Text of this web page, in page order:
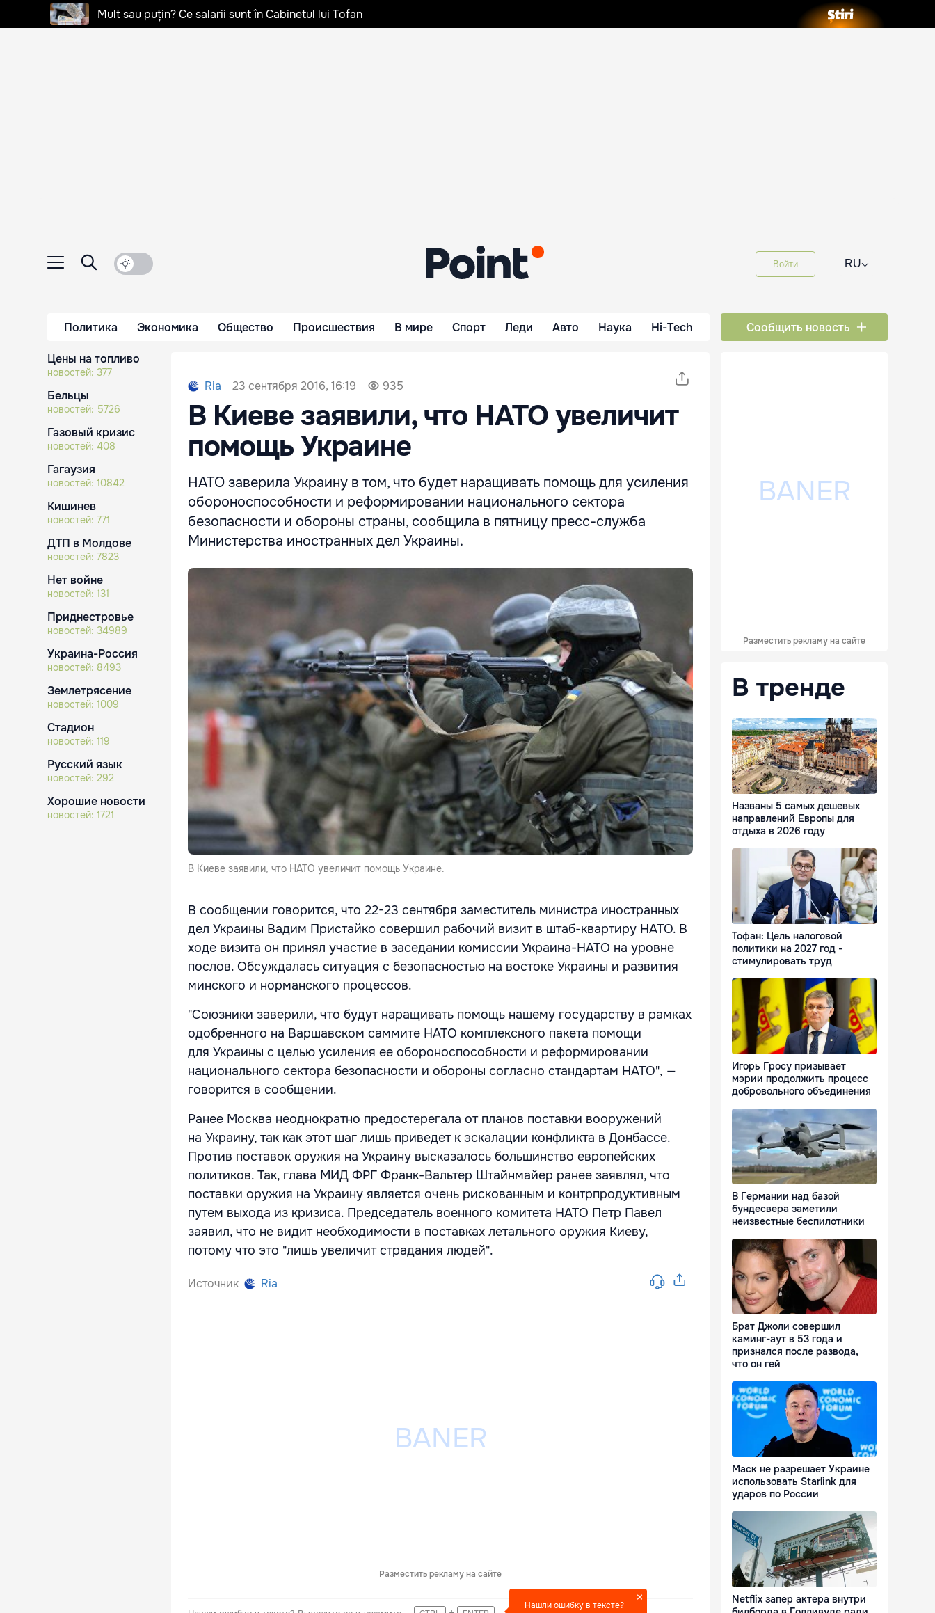
Mult sau puțin? Ce salarii sunt în Cabinetul lui Tofan
Войти RU⌵
Политика Экономика Общество Происшествия В мире Спорт Леди Авто Наука Hi-Tech Сообщить новость
Цены на топливо
новостей: 377
Бельцы
новостей: 5726
Газовый кризис
новостей: 408
Гагаузия
новостей: 10842
Кишинев
новостей: 771
ДТП в Молдове
новостей: 7823
Нет войне
новостей: 131
Приднестровье
новостей: 34989
Украина-Россия
новостей: 8493
Землетрясение
новостей: 1009
Стадион
новостей: 119
Русский язык
новостей: 292
Хорошие новости
новостей: 1721
Ria 23 сентября 2016, 16:19 935
В Киеве заявили, что НАТО увеличит
помощь Украине
НАТО заверила Украину в том, что будет наращивать помощь для усиления
обороноспособности и реформировании национального сектора
безопасности и обороны страны, сообщила в пятницу пресс-служба
Министерства иностранных дел Украины.
В Киеве заявили, что НАТО увеличит помощь Украине.
В сообщении говорится, что 22-23 сентября заместитель министра иностранных
дел Украины Вадим Пристайко совершил рабочий визит в штаб-квартиру НАТО. В
ходе визита он принял участие в заседании комиссии Украина-НАТО на уровне
послов. Обсуждалась ситуация с безопасностью на востоке Украины и развития
минского и норманского процессов.
"Союзники заверили, что будут наращивать помощь нашему государству в рамках
одобренного на Варшавском саммите НАТО комплексного пакета помощи
для Украины с целью усиления ее обороноспособности и реформировании
национального сектора безопасности и обороны согласно стандартам НАТО", —
говорится в сообщении.
Ранее Москва неоднократно предостерегала от планов поставки вооружений
на Украину, так как этот шаг лишь приведет к эскалации конфликта в Донбассе.
Против поставок оружия на Украину высказалось большинство европейских
политиков. Так, глава МИД ФРГ Франк-Вальтер Штайнмайер ранее заявлял, что
поставки оружия на Украину является очень рискованным и контрпродуктивным
путем выхода из кризиса. Председатель военного комитета НАТО Петр Павел
заявил, что не видит необходимости в поставках летального оружия Киеву,
потому что это "лишь увеличит страдания людей".
Источник Ria
Разместить рекламу на сайте
Нашли ошибку в тексте?
Разместить рекламу на сайте
В тренде
Названы 5 самых дешевых
направлений Европы для
отдыха в 2026 году
Тофан: Цель налоговой
политики на 2027 год -
стимулировать труд
Игорь Гросу призывает
мэрии продолжить процесс
добровольного объединения
В Германии над базой
бундесвера заметили
неизвестные беспилотники
Брат Джоли совершил
каминг-аут в 53 года и
признался после развода,
что он гей
Маск не разрешает Украине
использовать Starlink для
ударов по России
Netflix запер актера внутри